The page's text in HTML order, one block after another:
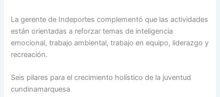
La gerente de Indeportes complementó que las actividades
están orientadas a reforzar temas de inteligencia
emocional, trabajo ambiental, trabajo en equipo, liderazgo y
recreación.
Seis pilares para el crecimiento holístico de la juventud
cundinamarquesa